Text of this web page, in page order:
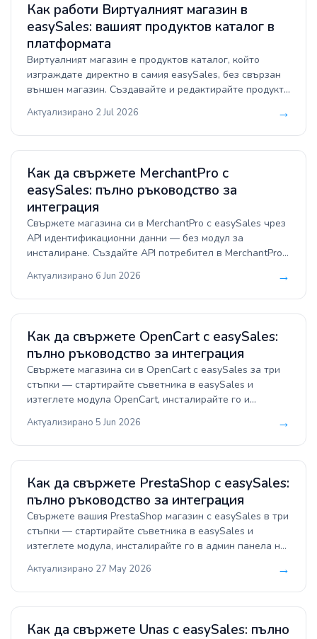
Как работи Виртуалният магазин в
easySales: вашият продуктов каталог в
платформата
Виртуалният магазин е продуктов каталог, който
изграждате директно в самия easySales, без свързан
външен магазин. Създавайте и редактирайте продукти
обяви в маркетплейси и другите си магазини.
Актуализирано 2 Jul 2026 →
Как да свържете MerchantPro с
easySales: пълно ръководство за
интеграция
Свържете магазина си в MerchantPro с easySales чрез
API идентификационни данни — без модул за
инсталиране. Създайте API потребител в MerchantPro,
комбинирания токен. Централизирайте поръчките,
синхронизирайте наличности и цени, генерирайте
фактури и товарителници автоматично и
преизползвайте същия каталог като оферти на всеки
маркетплейс.
Актуализирано 6 Jun 2026 →
Как да свържете OpenCart с easySales:
пълно ръководство за интеграция
Свържете магазина си в OpenCart с easySales за три
стъпки — стартирайте съветника в easySales и
изтеглете модула OpenCart, инсталирайте го и
OpenCart, след което поставете API ключа от
easySales обратно в модула. Централизирайте
поръчките, синхронизирайте наличностите,
генерирайте фактури и товарителници автоматично и
публикувайте същия каталог като оферти на всеки
маркетплейс.
Актуализирано 5 Jun 2026 →
Как да свържете PrestaShop с easySales:
пълно ръководство за интеграция
Свържете вашия PrestaShop магазин с easySales в три
стъпки — стартирайте съветника в easySales и
изтеглете модула, инсталирайте го в админ панела на
easySales за финализиране. Централизирайте
поръчките, синхронизирайте наличностите и
комбинациите, генерирайте товарителници и фактури
и използвайте същия каталог като оферти на всеки
маркетплейс, на който продавате.
Актуализирано 27 May 2026 →
Как да свържете Unas с easySales: пълно